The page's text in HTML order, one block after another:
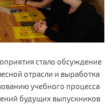
стало обсуждение
отрасли и выработка
учебного процесса
будущих выпускников